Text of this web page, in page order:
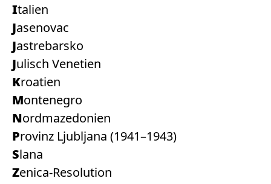
Italien
Jasenovac
Jastrebarsko
Julisch Venetien
Kroatien
Montenegro
Nordmazedonien
Provinz Ljubljana (1941–1943)
Slana
Zenica-Resolution